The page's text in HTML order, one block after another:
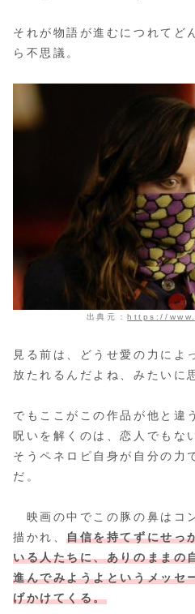
それが物語が進むにつれてど
ら不思議。
出典元： https://
見る前は、どうせ愛の力によ
放たれるんだよね、みたいに
でもここがこの作品が他と違
呪いを解くのは、恋人でもな
そうペネロピ自身が自分の力
だ。
映画の中でこの豚の鼻はコ
描かれ、自信を持てずにせっ
いる人たちに、ありのままの
進んでみようよというメッセ
げかけてくる。